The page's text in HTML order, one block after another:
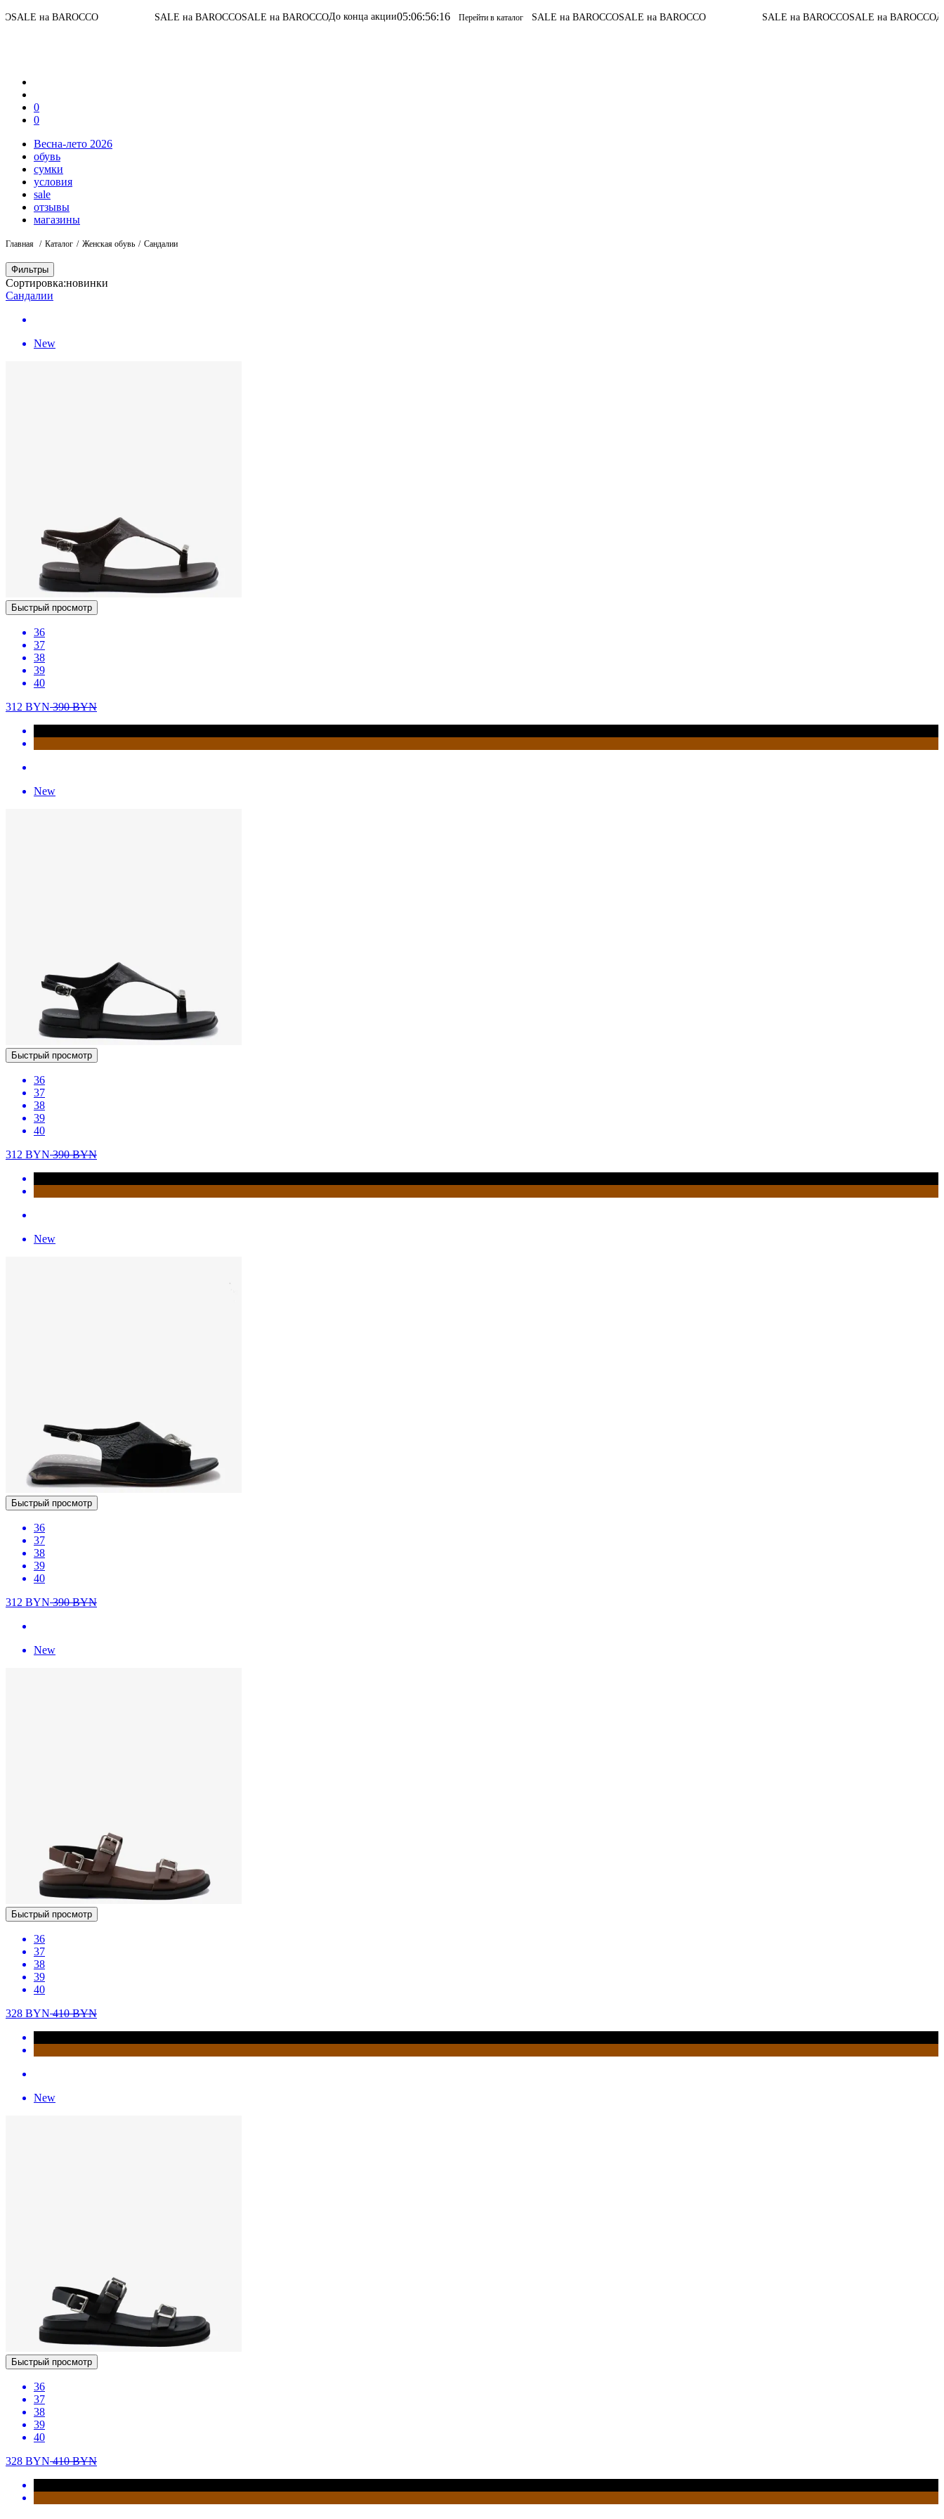
SALE на BAROCCOSALE на BAROCCOДо конца акции05:06:56:16 Перейти в каталог SALE на BAROCCOSALE на BAROCCO SALE на BAROCCOSALE на BAROCCOДо конца
0
0
Весна-лето 2026
обувь
сумки
условия
sale
отзывы
магазины
Главная Каталог Женская обувь Сандалии
Фильтры
Сортировка:новинки
Сандалии
New
Быстрый просмотр
36
37
38
39
40
312 BYN390BYN
New
Быстрый просмотр
36
37
38
39
40
312 BYN390BYN
New
Быстрый просмотр
36
37
38
39
40
312 BYN390BYN
New
Быстрый просмотр
36
37
38
39
40
328 BYN410BYN
New
Быстрый просмотр
36
37
38
39
40
328 BYN410BYN